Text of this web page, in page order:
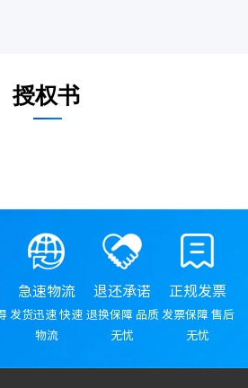
授权书
急速物流
发货迅速 快速
物流
退还承诺
退换保障 品质
无忧
正规发票
发票保障 售后
无忧